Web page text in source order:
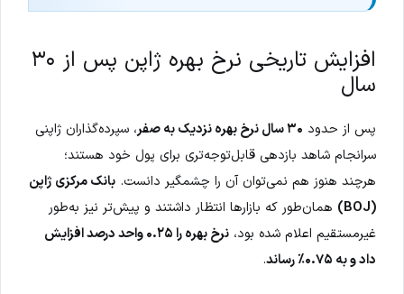
افزایش تاریخی نرخ بهره ژاپن پس از ۳۰
سال
پس از حدود ۳۰ سال نرخ بهره نزدیک به صفر
، سپرده‌گذاران ژاپنی
سرانجام شاهد بازدهی قابل‌توجه‌تری برای پول خود هستند؛
هرچند هنوز هم نمی‌توان آن را چشمگیر دانست. بانک مرکزی ژاپن
(BOJ)
همان‌طور که بازارها انتظار داشتند و پیش‌تر نیز به‌طور
غیرمستقیم اعلام شده بود،
نرخ بهره را ۰.۲۵ واحد درصد افزایش
داد و به ۰.۷۵٪ رساند
.